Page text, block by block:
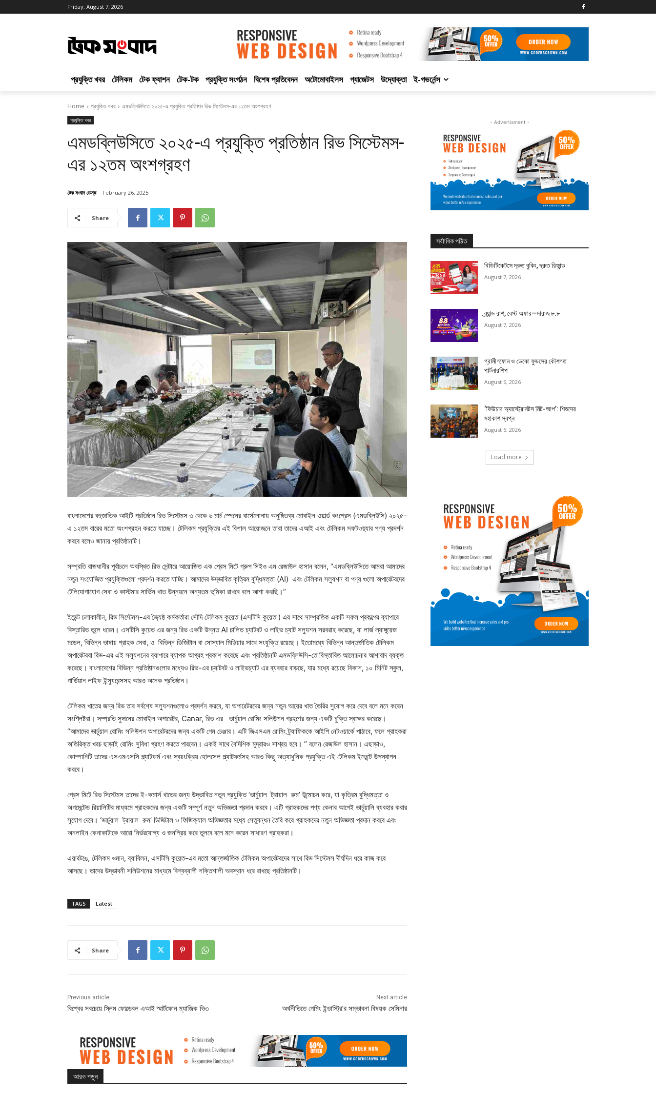
Friday, August 7, 2026
প্রযুক্তি খবর টেলিকম টেক ফ্যাশন টেক-টক প্রযুক্তি সংগঠন বিশেষ প্রতিবেদন অটোমোবাইলস গ্যাজেটস উদ্যোক্তা ই-গভর্নেন্স
Home প্রযুক্তি খবর এমডব্লিউসিতে ২০২৫-এ প্রযুক্তি প্রতিষ্ঠান রিভ সিস্টেমস-এর ১২তম অংশগ্রহণ
প্রযুক্তি খবর
এমডব্লিউসিতে ২০২৫-এ প্রযুক্তি প্রতিষ্ঠান রিভ সিস্টেমস-
এর ১২তম অংশগ্রহণ
টেক সংবাদ ডেস্ক February 26, 2025
Share
বাংলাদেশের বহুজাতিক আইটি প্রতিষ্ঠান রিভ সিস্টেমস ৩ থেকে ৬ মার্চ স্পেনের বার্সেলোনায় অনুষ্ঠিতব্য মোবাইল ওয়ার্ল্ড কংগ্রেস (এমডব্লিউসি) ২০২৫-
এ ১২তম বারের মতো অংশগ্রহন করতে যাচ্ছে। টেলিকম প্রযুক্তির এই বিশাল আয়োজনে তারা তাদের এআই এবং টেলিকম সফটওয়্যার পণ্য প্রদর্শন
করবে বলেও জানায় প্রতিষ্ঠানটি।
সম্প্রতি রাজধানীর পূর্বাচলে অবস্থিত রিভ সেন্টারে আয়োজিত এক প্রেস মিটে গ্রুপ সিইও এম রেজাউল হাসান বলেন, “এমডব্লিউসিতে আমরা আমাদের
নতুন সংযোজিত প্রযুক্তিগুলো প্রদর্শন করতে যাচ্ছি। আমাদের উদ্ভাবিত কৃত্রিম বুদ্ধিমত্তা (AI) এবং টেলিকম সল্যুশন বা পণ্য গুলো অপারেটরদের
টেলিযোগাযোগ সেবা ও কাস্টমার সার্ভিস খাত উন্নয়নে অন্যতম ভূমিকা রাখবে বলে আশা করছি।”
ইভেন্ট চলাকালীন, রিভ সিস্টেমস-এর জ্যৈষ্ঠ কর্মকর্তারা সৌদি টেলিকম কুয়েত (এসটিসি কুয়েত ) এর সাথে সাম্প্রতিক একটি সফল প্রকল্পের ব্যাপারে
বিস্তারিত তুলে ধরেন। এসটিসি কুয়েত এর জন্য রিভ একটি উন্নত AI চালিত চ্যাটবট ও লাইভ চ্যাট সল্যুশন সরবরাহ করেছে, যা লার্জ ল্যাঙ্গুয়েজ
মডেল, বিভিন্ন ভাষায় গ্রাহক সেবা, ও বিভিন্ন ডিজিটাল বা সোস্যাল মিডিয়ার সাথে সংযুক্তি রয়েছে। ইতোমধ্যে বিভিন্ন আন্তর্জাতিক টেলিকম
অপারেটররা রিভ-এর এই সল্যুশনের ব্যাপারে ব্যাপক আগ্রহ প্রকাশ করেছে এবং প্রতিষ্ঠানটি এমডব্লিউসি-তে বিস্তারিত আলোচনার আশাবাদ ব্যক্ত
করেছে। বাংলাদেশের বিভিন্ন প্রতিষ্ঠানগুলোর মধ্যেও রিভ-এর চ্যাটবট ও লাইভচ্যাট এর ব্যবহার বাড়ছে, যার মধ্যে রয়েছে বিকাশ, ১০ মিনিট স্কুল,
গার্ডিয়ান লাইফ ইন্স্যুরেন্সসহ আরও অনেক প্রতিষ্ঠান।
টেলিকম খাতের জন্য রিভ তার সর্বশেষ সল্যুশনগুলোও প্রদর্শন করবে, যা অপারেটরদের জন্য নতুন আয়ের খাত তৈরির সুযোগ করে দেবে বলে মনে করেন
সংশ্লিষ্টরা। সম্প্রতি সুদানের মোবাইল অপারেটর, Canar, রিভ এর ভার্চুয়াল রোমিং সলিউশন গ্রহণের জন্য একটি চুক্তি স্বাক্ষর করেছে।
“আমাদের ভার্চুয়াল রোমিং সলিউশন অপারেটরদের জন্য একটি গেম চেঞ্জার। এটি জিএসএম রোমিং ট্র্যাফিককে আইপি নেটওয়ার্কে পাঠাবে, ফলে গ্রাহকরা
অতিরিক্ত খরচ ছাড়াই রোমিং সুবিধা গ্রহণ করতে পারবেন। একই সাথে বৈদিশিক মুদ্রারও সাশ্রয় হবে। ” বলেন রেজাউল হাসান। এছাড়াও,
কোম্পানিটি তাদের এসএমএসসি প্ল্যাটফর্ম এবং স্বয়ংক্রিয় হোলসেল প্ল্যাটফর্মসহ আরও কিছু অত্যাধুনিক প্রযুক্তি এই টেলিকম ইভেন্টে উপস্থাপন
করবে।
প্রেস মিটে রিভ সিস্টেমস তাদের ই-কমার্স খাতের জন্য উদ্ভাবিত নতুন প্রযুক্তি ‘ভার্চুয়াল ট্রায়াল রুম’ উন্মোচন করে, যা কৃত্রিম বুদ্ধিমত্তা ও
অগমেন্টেড রিয়ালিটির মাধ্যমে গ্রাহকদের জন্য একটি সম্পূর্ণ নতুন অভিজ্ঞতা প্রদান করবে। এটি গ্রাহকদের পণ্য কেনার আগেই ভার্চুয়ালি ব্যবহার করার
সুযোগ দেবে। ‘ভার্চুয়াল ট্রায়াল রুম’ ডিজিটাল ও ফিজিক্যাল অভিজ্ঞতার মধ্যে সেতুবন্ধন তৈরি করে গ্রাহকদের নতুন অভিজ্ঞতা প্রদান করবে এবং
অনলাইন কেনাকাটাকে আরো নির্ভরযোগ্য ও জনপ্রিয় করে তুলবে বলে মনে করেন সাধারণ গ্রাহকরা।
এয়ারটঙে, টেলিকম ওমান, ব্যাবিলন, এসটিসি কুয়েত-এর মতো আন্তর্জাতিক টেলিকম অপারেটরদের সাথে রিভ সিস্টেমস দীর্ঘদিন ধরে কাজ করে
আসছে। তাদের উদ্ভাবনী সলিউশনের মাধ্যমে বিশ্বব্যাপী শক্তিশালী অবস্থান ধরে রাখছে প্রতিষ্ঠানটি।
TAGS Latest
Share
Previous article
বিশ্বের সবচেয়ে স্লিম ফোল্ডেবল এআই স্মার্টফোন ম্যাজিক ভি৩
Next article
অর্থনীতিতে গেমিং ইন্ডাস্ট্রি’র সম্ভাবনা বিষয়ক সেমিনার
আরও পড়ুন
- Advertisment -
সর্বাাধিক পঠিত
বিডিটিকেটসে দ্রুত বুকিং, দ্রুত রিফান্ড
August 7, 2026
ব্র্যান্ড রাশ, বেস্ট অফার—দারাজ ৮.৮
August 7, 2026
গ্রামীণফোন ও ডেকো ফুডসের কৌশগত
পার্টনারশিপ
August 6, 2026
‘ফিউচার অ্যাস্ট্রোনটস মিট-আপ’: শিশুদের
মহাকাশ স্বপ্ন
August 6, 2026
Load more